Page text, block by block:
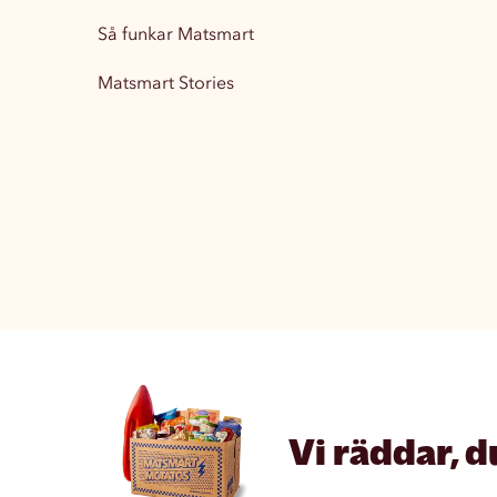
Så funkar Matsmart
Matsmart Stories
Vi räddar,